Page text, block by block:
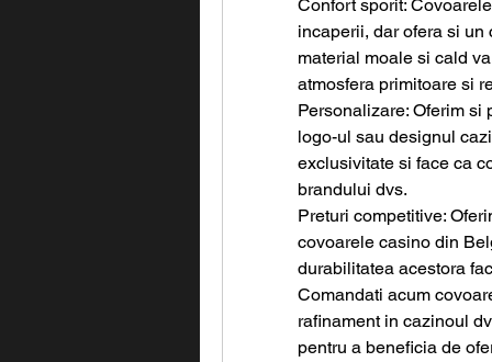
Confort sporit:
incaperii, dar ofera si un
material moale si cald
atmosfera primitoare si
Personalizare: Oferim
logo-ul sau designul
exclusivitate si face ca
brandului dvs.
Preturi competitive:
covoarele casino din
durabilitatea acestora
Comandati acum
rafinament in cazinoul
pentru a beneficia de